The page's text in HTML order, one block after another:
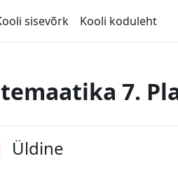
sisevõrk Kooli koduleht
7.
outline
Üldine